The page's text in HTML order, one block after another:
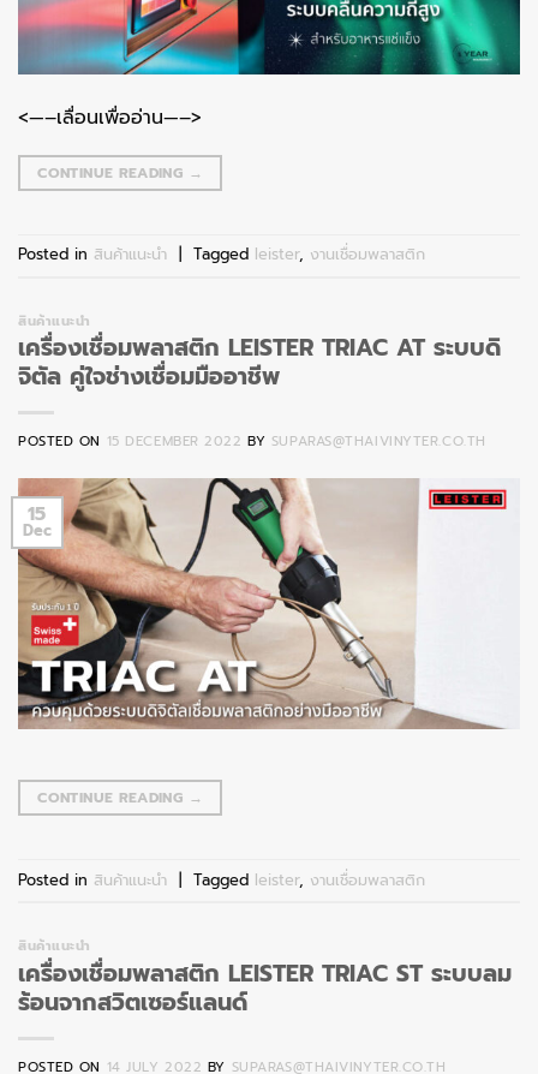
<—–เลื่อนเพื่ออ่าน—–>
CONTINUE READING →
Posted in สินค้าแนะนำ | Tagged leister, งานเชื่อมพลาสติก
สินค้าแนะนำ
เครื่องเชื่อมพลาสติก LEISTER TRIAC AT ระบบดิ
จิตัล คู่ใจช่างเชื่อมมืออาชีพ
POSTED ON 15 DECEMBER 2022 BY SUPARAS@THAIVINYTER.CO.TH
15
Dec
CONTINUE READING →
Posted in สินค้าแนะนำ | Tagged leister, งานเชื่อมพลาสติก
สินค้าแนะนำ
เครื่องเชื่อมพลาสติก LEISTER TRIAC ST ระบบลม
ร้อนจากสวิตเซอร์แลนด์
POSTED ON 14 JULY 2022 BY SUPARAS@THAIVINYTER.CO.TH